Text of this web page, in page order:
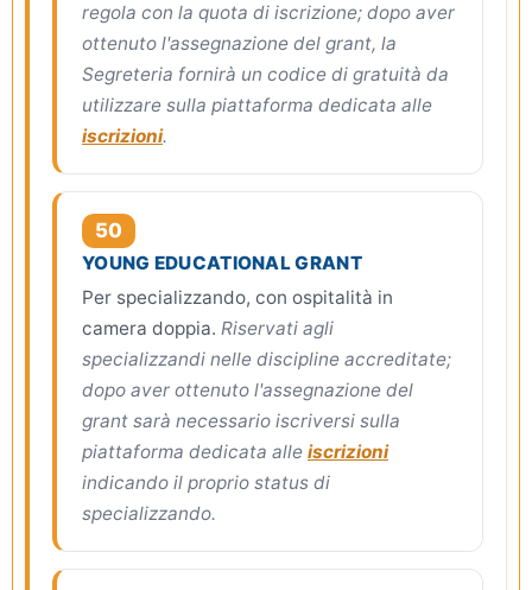
regola con la quota di iscrizione; dopo aver
ottenuto l'assegnazione del grant, la
Segreteria fornirà un codice di gratuità da
utilizzare sulla piattaforma dedicata alle
iscrizioni.
50
YOUNG EDUCATIONAL GRANT
Per specializzando, con ospitalità in
camera doppia. Riservati agli
specializzandi nelle discipline accreditate;
dopo aver ottenuto l'assegnazione del
grant sarà necessario iscriversi sulla
piattaforma dedicata alle iscrizioni
indicando il proprio status di
specializzando.